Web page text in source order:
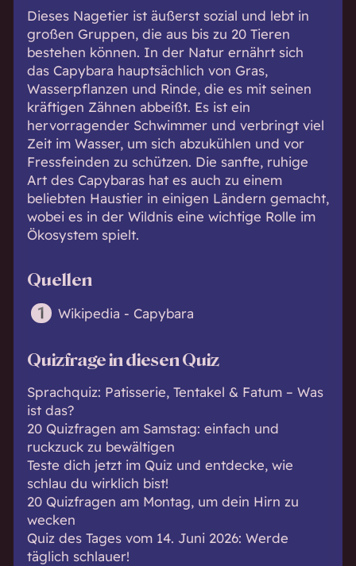
Dieses Nagetier ist äußerst sozial und lebt in
großen Gruppen, die aus bis zu 20 Tieren
bestehen können. In der Natur ernährt sich
das Capybara hauptsächlich von Gras,
Wasserpflanzen und Rinde, die es mit seinen
kräftigen Zähnen abbeißt. Es ist ein
hervorragender Schwimmer und verbringt viel
Zeit im Wasser, um sich abzukühlen und vor
Fressfeinden zu schützen. Die sanfte, ruhige
Art des Capybaras hat es auch zu einem
beliebten Haustier in einigen Ländern gemacht,
wobei es in der Wildnis eine wichtige Rolle im
Ökosystem spielt.
Quellen
Wikipedia - Capybara
Quizfrage in diesen Quiz
Sprachquiz: Patisserie, Tentakel & Fatum – Was
ist das?
20 Quizfragen am Samstag: einfach und
ruckzuck zu bewältigen
Teste dich jetzt im Quiz und entdecke, wie
schlau du wirklich bist!
20 Quizfragen am Montag, um dein Hirn zu
wecken
Quiz des Tages vom 14. Juni 2026: Werde
täglich schlauer!